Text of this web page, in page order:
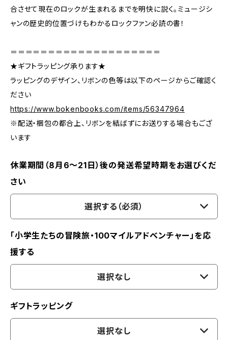
合させて現在のロックが生まれるまでを明快に説く。ミュージシ
ャンの歴史的位置づけもわかるロックファン必読の書！
＝＝＝＝＝＝＝＝＝＝＝＝＝＝＝＝＝＝＝＝
★ギフトラッピング承ります★
ラッピングのデザイン、リボンの色等は以下のページからご確認く
ださい
https://www.bokenbooks.com/items/56347964
※配送・梱包の都合上、リボンを結ばずにお送りする場合もござ
います
休業期間（8月6〜21日）後の発送希望時期をお選びくだ
さい
選択する（必須）
「小学生たちの冒険旅・100マイルアドベンチャー」を応
援する
選択なし
ギフトラッピング
選択なし